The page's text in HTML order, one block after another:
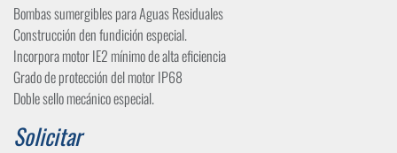
Bombas sumergibles para Aguas Residuales
Construcción den fundición especial.
Incorpora motor IE2 mínimo de alta eficiencia
Grado de protección del motor IP68
Doble sello mecánico especial.
Solicitar